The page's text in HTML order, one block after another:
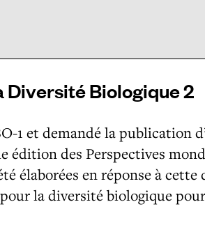
Diversité Biologique 2
1 et demandé la publication
édition des Perspectives
élaborées en réponse à
la diversité biologique